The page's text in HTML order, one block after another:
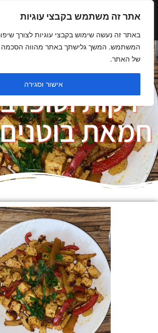
אתר זה משתמש בקבצי עוגיות
באתר זה נעשה שימוש בקבצי עוגיות לצורך
המשתמש. המשך גלישתך באתר מהווה הסכמה
של האתר.
אישור וסגירה
ירקות וטופו
חמאת בוטנים